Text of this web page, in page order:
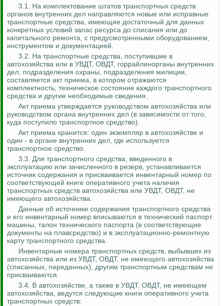
3.1. На комплектование штатов транспортных средств
органов внутренних дел направляются новые или исправные
транспортные средства, имеющие достаточный для данных
конкретных условий запас ресурса до списания или до
капитального ремонта, с предусмотренными оборудованием,
инструментом и документацией.
3.2. На транспортные средства, поступившие в
автохозяйства или в УВДТ, ОВДТ, горрайлинорганы внутренних
дел, подразделения охраны, подразделения милиции,
составляется акт приема, в котором отражаются
комплектность, техническое состояние каждого транспортного
средства и другие необходимые сведения.
Акт приема утверждается руководством автохозяйства или
руководством органа внутренних дел (в зависимости от того,
куда поступило транспортное средство).
Акт приема хранится: один экземпляр в автохозяйстве и
один - в органе внутренних дел, где используется
транспортное средство.
3.3. Для транспортного средства, введенного в
эксплуатацию или зачисленного в резерв, устанавливается
источник содержания и присваивается инвентарный номер по
соответствующей книге оперативного учета наличия
транспортных средств автохозяйства или УВДТ, ОВДТ, не
имеющего автохозяйства.
Данные об источнике содержания транспортного средства
и его инвентарный номер вписываются в технический паспорт
машины, талон технического паспорта (в соответствующие
документы на плавсредство) и в эксплуатационно-ремонтную
карту транспортного средства.
Инвентарные номера транспортных средств, выбывших из
автохозяйства или из УВДТ, ОВДТ, не имеющего автохозяйства
(списанных, переданных), другим транспортным средствам не
присваиваются.
3.4. В автохозяйстве, а также в УВДТ, ОВДТ, не имеющем
автохозяйства, ведутся следующие книги оперативного учета
транспортных средств: